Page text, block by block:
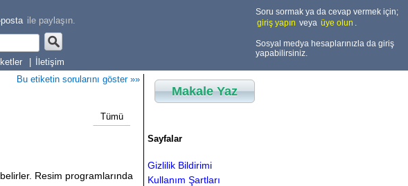
ile paylaşın.
İletişim
Soru sormak ya da cevap vermek için;
giriş yapın veya üye olun .
Sosyal medya hesaplarınızla da giriş
yapabilirsiniz.
Bu etiketin sorularını göster »»
Tümü
Resim programlarında
Makale Yaz
Sayfalar
Gizlilik Bildirimi
Kullanım Şartları